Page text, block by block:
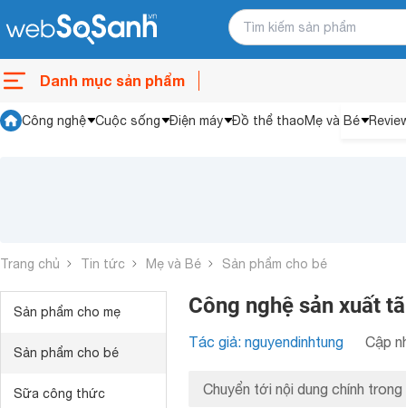
Danh mục sản phẩm
Công nghệ Cuộc sống Điện máy Đồ thể thaoMẹ và Bé
Trang chủ Tin tức Mẹ và Bé Sản phẩm cho bé
Sản phẩm cho mẹ
Sản phẩm cho bé
Sữa công thức
Công nghệ sản xuất
Tác giả: nguyendinhtung Cập
Chuyển tới nội dung chính trong